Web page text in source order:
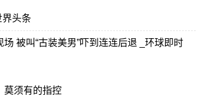
头条
被叫“古装美男”吓到连连后退 _环球即时
莫须有的指控